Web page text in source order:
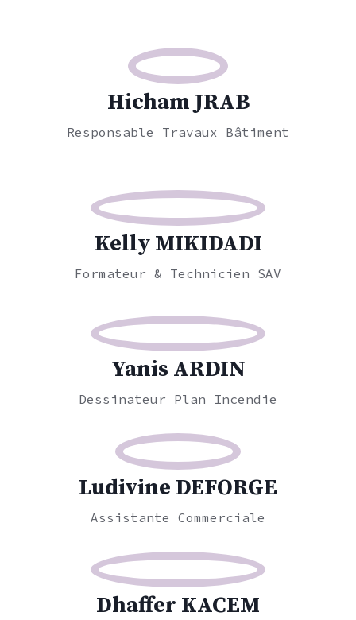
Hicham JRAB
Responsable Travaux Bâtiment
Kelly MIKIDADI
Formateur & Technicien SAV
Yanis ARDIN
Dessinateur Plan Incendie
Ludivine DEFORGE
Assistante Commerciale
Dhaffer KACEM